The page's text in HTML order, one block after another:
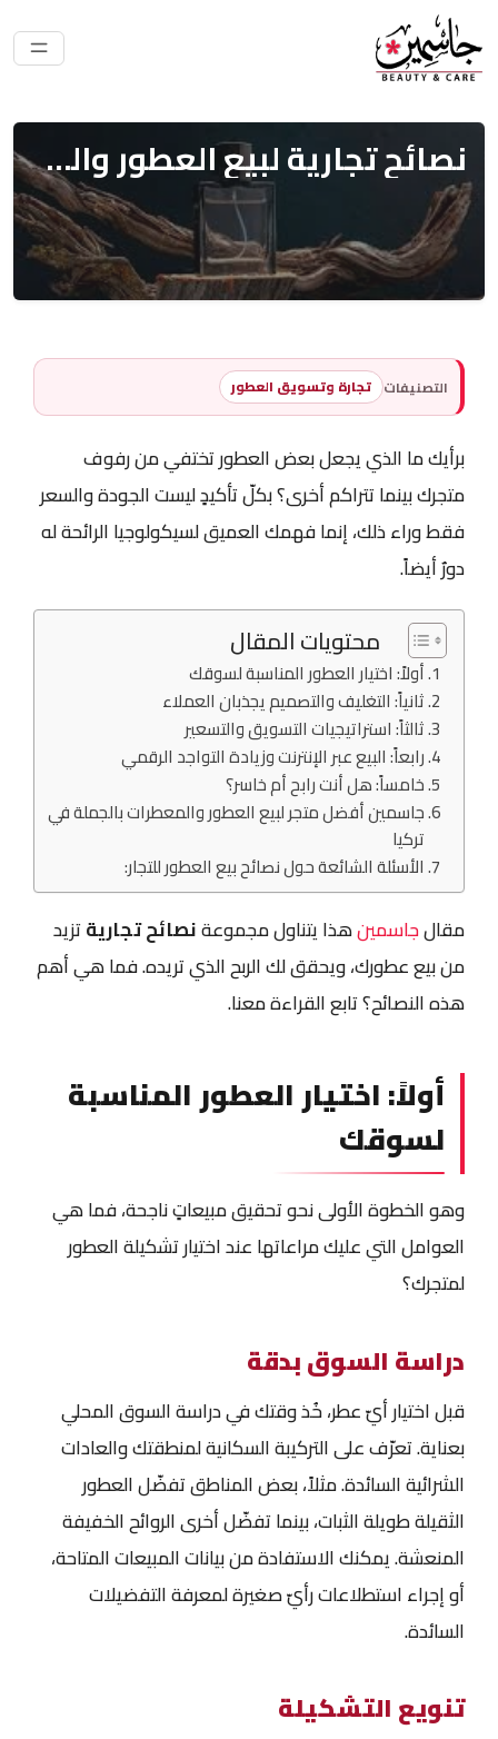
نصائح تجارية لبيع العطور والمعطرات: ما الذي يجعل العطور تباع بسرعة؟
التصنيفات تجارة وتسويق العطور
برأيك ما الذي يجعل بعض العطور تختفي من رفوف
متجرك بينما تتراكم أخرى؟ بكلّ تأكيدٍ ليست الجودة والسعر
فقط وراء ذلك، إنما فهمك العميق لسيكولوجيا الرائحة له
دورٌ أيضاً.
محتويات المقال
أولاً: اختيار العطور المناسبة لسوقك
ثانياً: التغليف والتصميم يجذبان العملاء
ثالثاً: استراتيجيات التسويق والتسعير
رابعاً: البيع عبر الإنترنت وزيادة التواجد الرقمي
خامساً: هل أنت رابح أم خاسر؟
جاسمين أفضل متجر لبيع العطور والمعطرات بالجملة في
تركيا
الأسئلة الشائعة حول نصائح بيع العطور للتجار:
مقالجاسمينهذا يتناول مجموعةنصائح تجاريةتزيد
من بيع عطورك، ويحقق لك الربح الذي تريده. فما هي أهم
هذه النصائح؟ تابع القراءة معنا.
أولاً: اختيار العطور المناسبة
لسوقك
وهو الخطوة الأولى نحو تحقيق مبيعاتٍ ناجحة، فما هي
العوامل التي عليك مراعاتها عند اختيار تشكيلة العطور
لمتجرك؟
دراسة السوق بدقة
قبل اختيار أيّ عطر، خُذ وقتك في دراسة السوق المحلي
بعناية. تعرّف على التركيبة السكانية لمنطقتك والعادات
الشرائية السائدة. مثلاً، بعض المناطق تفضّل العطور
الثقيلة طويلة الثبات، بينما تفضّل أخرى الروائح الخفيفة
المنعشة. يمكنك الاستفادة من بيانات المبيعات المتاحة،
أو إجراء استطلاعات رأيّ صغيرة لمعرفة التفضيلات
السائدة.
تنويع التشكيلة